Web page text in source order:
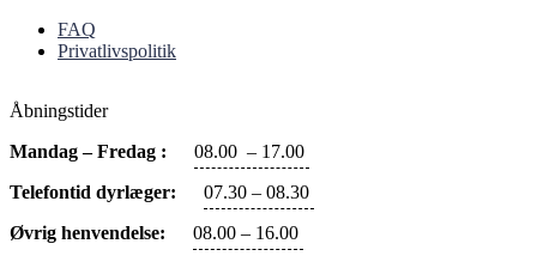
FAQ
Privatlivspolitik
Åbningstider
Mandag – Fredag :
08.00 – 17.00
Telefontid dyrlæger:
07.30 – 08.30
Øvrig henvendelse:
08.00 – 16.00